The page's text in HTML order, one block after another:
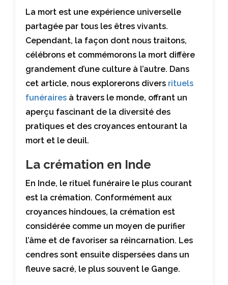
La mort est une expérience universelle
partagée par tous les êtres vivants.
Cependant, la façon dont nous traitons,
célébrons et commémorons la mort diffère
grandement d’une culture à l’autre. Dans
cet article, nous explorerons divers rituels
funéraires à travers le monde, offrant un
aperçu fascinant de la diversité des
pratiques et des croyances entourant la
mort et le deuil.
La crémation en Inde
En Inde, le rituel funéraire le plus courant
est la crémation. Conformément aux
croyances hindoues, la crémation est
considérée comme un moyen de purifier
l’âme et de favoriser sa réincarnation. Les
cendres sont ensuite dispersées dans un
fleuve sacré, le plus souvent le Gange.